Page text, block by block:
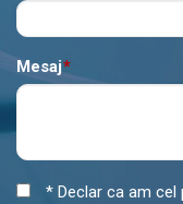
*
Mesaj
* Declar ca am cel